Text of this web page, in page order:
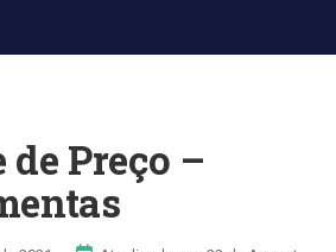
Preço –